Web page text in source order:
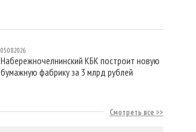
05.08.2026
Набережночелнинский КБК построит новую
бумажную фабрику за 3 млрд рублей
Смотреть все